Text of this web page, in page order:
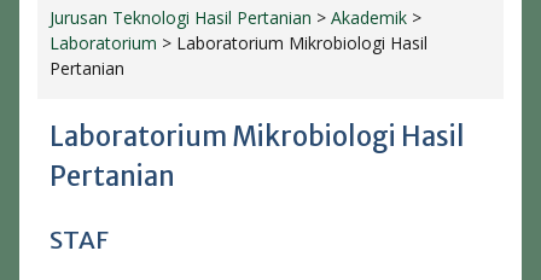
Jurusan Teknologi Hasil Pertanian > Akademik>
Laboratorium > Laboratorium Mikrobiologi Hasil
Pertanian
Laboratorium Mikrobiologi Hasil
Pertanian
STAF